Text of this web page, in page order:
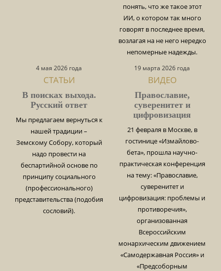
понять, что же такое этот
ИИ, о котором так много
говорят в последнее время,
возлагая на не него нередко
непомерные надежды.
4 мая 2026 года
СТАТЬИ
В поисках выхода.
Русский ответ
Мы предлагаем вернуться к
нашей традиции –
Земскому Собору, который
надо провести на
беспартийной основе по
принципу социального
(профессионального)
представительства (подобия
сословий).
19 марта 2026 года
ВИДЕО
Православие,
суверенитет и
цифровизация
21 февраля в Москве, в
гостинице «Измайлово-
бета», прошла научно-
практическая конференция
на тему: «Православие,
суверенитет и
цифровизация: проблемы и
противоречия»,
организованная
Всероссийским
монархическим движением
«Самодержавная Россия» и
«Предсоборным